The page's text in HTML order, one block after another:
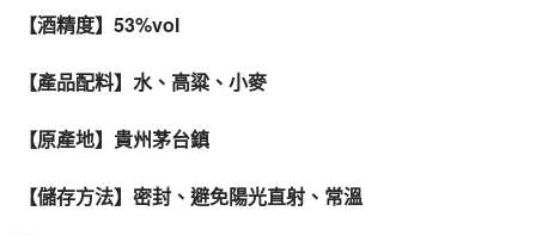
【酒精度】53%vol
【產品配料】水、高粱、 小麥
【原產地】貴州茅台鎮
【儲存方法】密封、避免陽光直射、常溫